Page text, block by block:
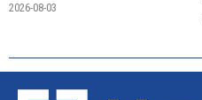
2026-08-03